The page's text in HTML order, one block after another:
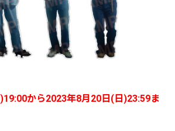
から2023年8月20日(日)23:59ま